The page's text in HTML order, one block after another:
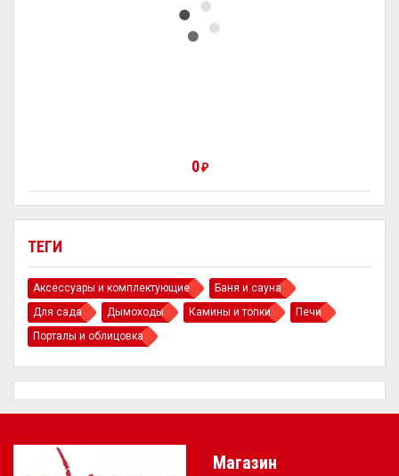
ТЕГИ
Аксессуары и комплектующие
Баня и сауна
Для сада
Дымоходы Камины и топки
Печи
Порталы и облицовка
0₽
Магазин